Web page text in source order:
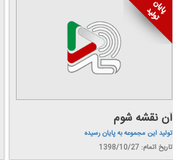
آن نقشه شوم
تولید این مجموعه به پایان رسیده
تاریخ اتمام: 1398/10/27